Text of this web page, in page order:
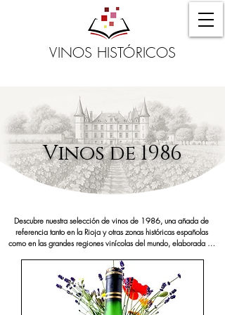
VINOS HISTÓRICOS
Vinos de 1986
Descubre nuestra selección de vinos de 1986, una añada de
referencia tanto en la Rioja y otras zonas históricas españolas
como en las grandes regiones vinícolas del mundo, elaborada en
con la entrada de España en la Comunidad Económica Europea.
Estas botellas combinan el oficio artesanal de siempre con los
primeros pasos hacia una viticultura más técnica, y hoy son muy
apreciadas por coleccionistas gracias a su equilibrio y capacidad
de guarda.